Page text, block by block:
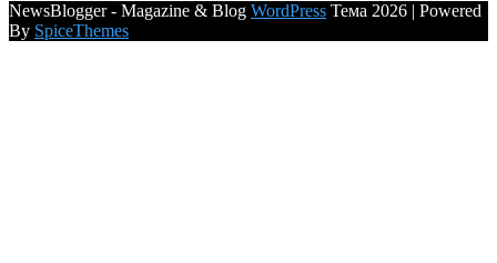
NewsBlogger - Magazine & Blog WordPress Тема 2026 | Powered
By SpiceThemes